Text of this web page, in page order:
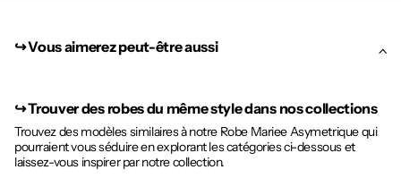
↪︎ Vous aimerez peut-être aussi
↪︎Trouver des robes du même style dans nos collections
Trouvez des modèles similaires à notre Robe Mariee Asymetrique qui
pourraient vous séduire en explorant les catégories ci-dessous et
laissez-vous inspirer par notre collection.